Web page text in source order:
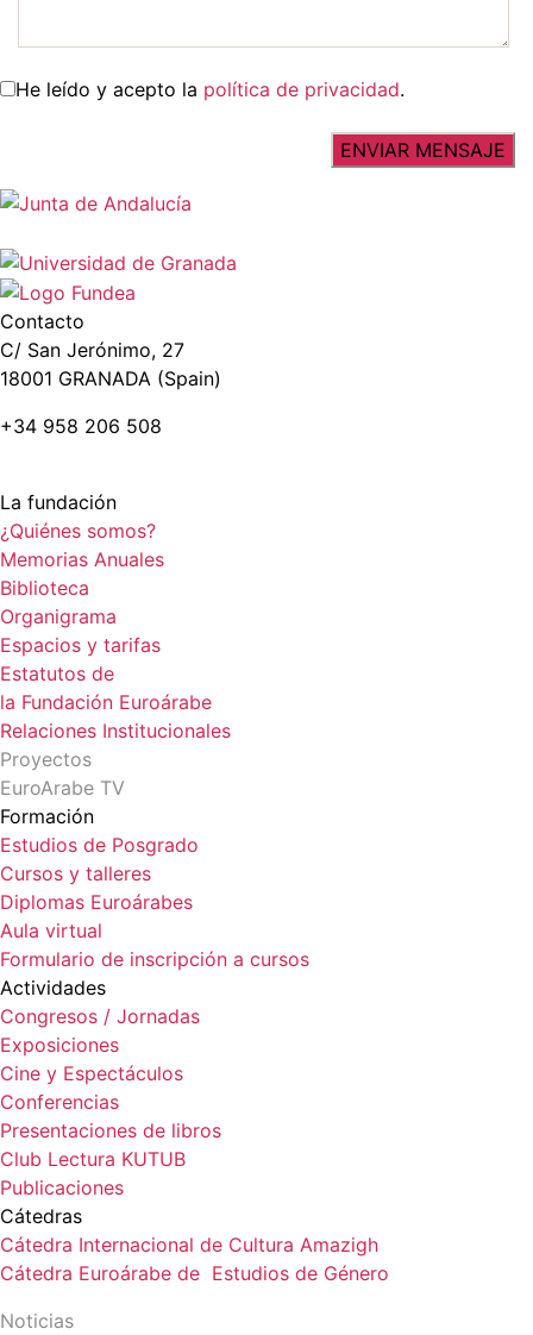
He leído y acepto la política de privacidad.
Contacto
C/ San Jerónimo, 27
18001 GRANADA (Spain)
+34 958 206 508
La fundación
¿Quiénes somos?
Memorias Anuales
Biblioteca
Organigrama
Espacios y tarifas
Estatutos de
la Fundación Euroárabe
Relaciones Institucionales
Proyectos
EuroArabe TV
Formación
Estudios de Posgrado
Cursos y talleres
Diplomas Euroárabes
Aula virtual
Formulario de inscripción a cursos
Actividades
Congresos / Jornadas
Exposiciones
Cine y Espectáculos
Conferencias
Presentaciones de libros
Club Lectura KUTUB
Publicaciones
Cátedras
Cátedra Internacional de Cultura Amazigh
Cátedra Euroárabe de Estudios de Género
Noticias